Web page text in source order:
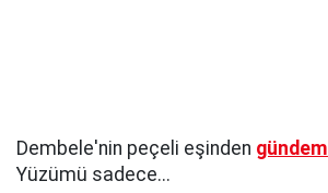
Dembele'nin peçeli eşinden gündem
Yüzümü sadece...